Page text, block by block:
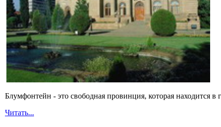
Блумфонтейн - это свободная провинция, которая находится
Читать...